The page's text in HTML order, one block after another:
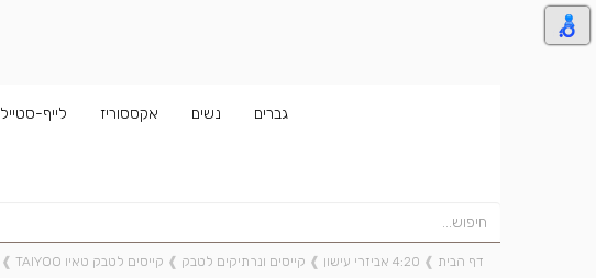
גברים נשים אקססוריז לייף-סטייל
דף הבית ❱ 4:20 אביזרי עישון ❱ קייסים ונרתיקים לטבק ❱ קייסים לטבק טאיו TAIYOO ❱